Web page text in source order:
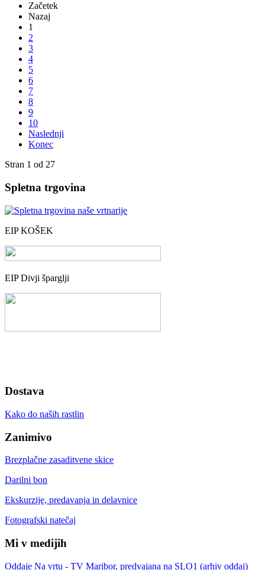
Začetek
Nazaj
1
2
3
4
5
6
7
8
9
10
Naslednji
Konec
Stran 1 od 27
Spletna trgovina
EIP KOŠEK
EIP Divji šparglji
Dostava
Kako do naših rastlin
Zanimivo
Brezplačne zasaditvene skice
Darilni bon
Ekskurzije, predavanja in delavnice
Fotografski natečaj
Mi v medijih
Oddaje Na vrtu - TV Maribor, predvajana na SLO1 (arhiv oddaj)